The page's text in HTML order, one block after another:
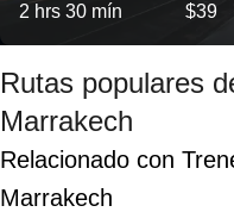
2 hrs 30 mín $39
Rutas populares
Marrakech
Relacionado con
Marrakech